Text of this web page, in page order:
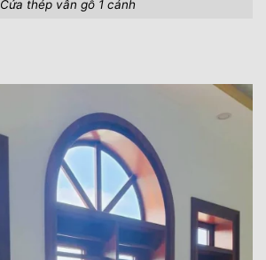
Cửa thép vân gỗ 1 cánh